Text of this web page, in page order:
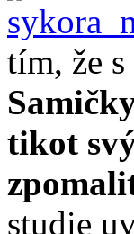
tím, že
tikot
studie